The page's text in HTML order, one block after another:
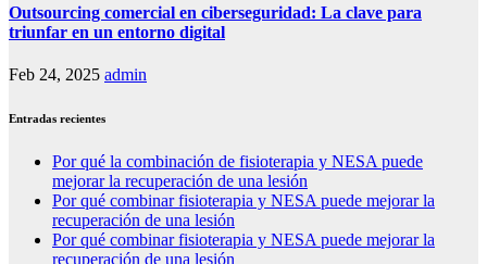
Outsourcing comercial en ciberseguridad: La clave para
triunfar en un entorno digital
Feb 24, 2025 admin
Entradas recientes
Por qué la combinación de fisioterapia y NESA puede
mejorar la recuperación de una lesión
Por qué combinar fisioterapia y NESA puede mejorar la
recuperación de una lesión
Por qué combinar fisioterapia y NESA puede mejorar la
recuperación de una lesión